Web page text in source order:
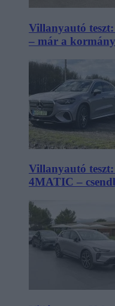
Villanyautó
– már a
Villanyautó
4MATIC –